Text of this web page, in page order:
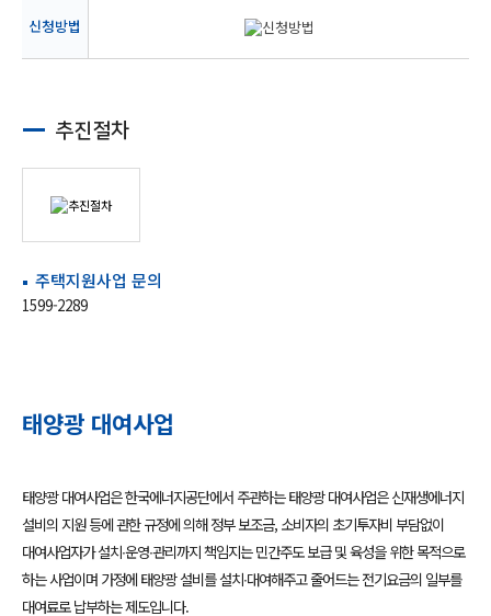
신청방법
추진절차
주택지원사업 문의
1599-2289
태양광 대여사업
태양광 대여사업은 한국에너지공단에서 주관하는 태양광 대여사업은 신재생에너지
설비의 지원 등에 관한 규정에 의해 정부 보조금, 소비자의 초기투자비 부담없이
대여사업자가 설치∙운영∙관리까지 책임지는 민간주도 보급 및 육성을 위한 목적으로
하는 사업이며 가정에 태양광 설비를 설치∙대여해주고 줄어드는 전기요금의 일부를
대여료로 납부하는 제도입니다.